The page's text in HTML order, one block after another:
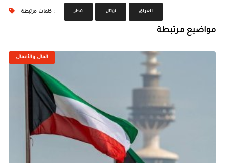
كلمات مرتبطة : قطر توتال العراق
مواضيع مرتبطة
المال والأعمال